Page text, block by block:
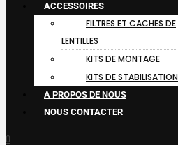
ACCESSOIRES
FILTRES ET CACHES DE
LENTILLES
KITS DE MONTAGE
KITS DE STABILISATION
A PROPOS DE NOUS
NOUS CONTACTER
0